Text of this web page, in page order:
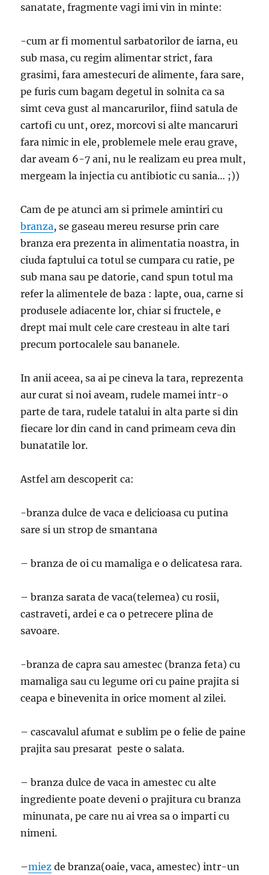
sanatate, fragmente vagi imi vin in minte:
-cum ar fi momentul sarbatorilor de iarna, eu
sub masa, cu regim alimentar strict, fara
grasimi, fara amestecuri de alimente, fara sare,
pe furis cum bagam degetul in solnita ca sa
simt ceva gust al mancarurilor, fiind satula de
cartofi cu unt, orez, morcovi si alte mancaruri
fara nimic in ele, problemele mele erau grave,
dar aveam 6-7 ani, nu le realizam eu prea mult,
mergeam la injectia cu antibiotic cu sania… ;))
Cam de pe atunci am si primele amintiri cu
branza, se gaseau mereu resurse prin care
branza era prezenta in alimentatia noastra, in
ciuda faptului ca totul se cumpara cu ratie, pe
sub mana sau pe datorie, cand spun totul ma
refer la alimentele de baza : lapte, oua, carne si
produsele adiacente lor, chiar si fructele, e
drept mai mult cele care cresteau in alte tari
precum portocalele sau bananele.
In anii aceea, sa ai pe cineva la tara, reprezenta
aur curat si noi aveam, rudele mamei intr-o
parte de tara, rudele tatalui in alta parte si din
fiecare lor din cand in cand primeam ceva din
bunatatile lor.
Astfel am descoperit ca:
-branza dulce de vaca e delicioasa cu putina
sare si un strop de smantana
– branza de oi cu mamaliga e o delicatesa rara.
– branza sarata de vaca(telemea) cu rosii,
castraveti, ardei e ca o petrecere plina de
savoare.
-branza de capra sau amestec (branza feta) cu
mamaliga sau cu legume ori cu paine prajita si
ceapa e binevenita in orice moment al zilei.
– cascavalul afumat e sublim pe o felie de paine
prajita sau presarat peste o salata.
– branza dulce de vaca in amestec cu alte
ingrediente poate deveni o prajitura cu branza
minunata, pe care nu ai vrea sa o imparti cu
nimeni.
–miez de branza(oaie, vaca, amestec) intr-un